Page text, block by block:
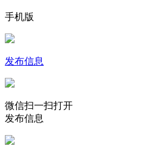
手机版
发布信息
微信扫一扫打开
发布信息